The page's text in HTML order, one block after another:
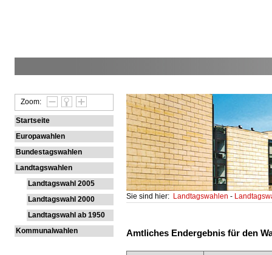
Zoom:
Startseite
Europawahlen
Bundestagswahlen
Landtagswahlen
Landtagswahl 2005
Landtagswahl 2000
Landtagswahl ab 1950
Kommunalwahlen
Sie sind hier: Landtagswahlen-
Amtliches Endergebnis für den